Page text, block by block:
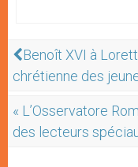
Benoît XVI à
chrétienne des
« L’Osservatore
des lecteurs